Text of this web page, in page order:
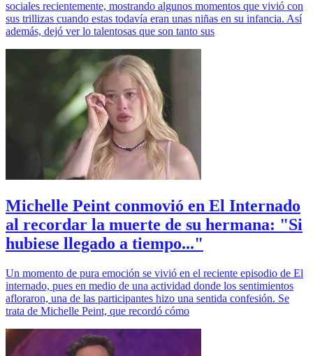
sociales recientemente, mostrando algunos momentos que vivió con
sus trillizas cuando estas todavía eran unas niñas en su infancia. Así
además, dejó ver lo talentosas que son tanto sus
Michelle Peint conmovió en El Internado
al recordar la muerte de su hermana: "Si
hubiese llegado a tiempo..."
Un momento de pura emoción se vivió en el reciente episodio de El
internado, pues en medio de una actividad donde los sentimientos
afloraron, una de las participantes hizo una sentida confesión. Se
trata de Michelle Peint, que recordó cómo